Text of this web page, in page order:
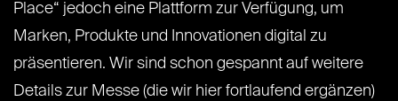
Place“ jedoch eine Plattform zur Verfügung, um
Marken, Produkte und Innovationen digital zu
präsentieren. Wir sind schon gespannt auf weitere
Details zur Messe (die wir hier fortlaufend ergänzen)